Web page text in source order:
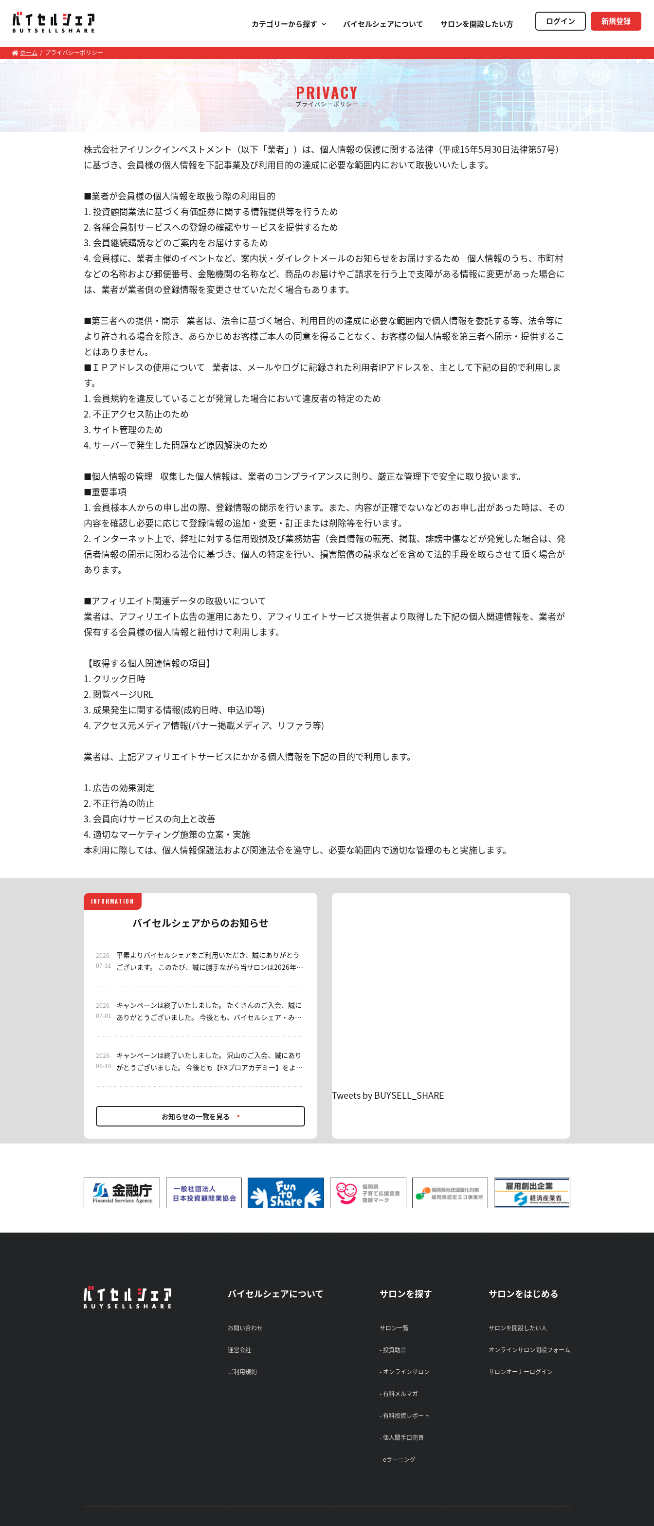
カテゴリーから探す バイセルシェアについて サロンを開設したい方 ログイン 新規登録
ホーム プライバシーポリシー
PRIVACY
::: プライバシーポリシー :::
株式会社アイリンクインベストメント（以下「業者」）は、個人情報の保護に関する法律（平成15年5月30日法律第57号）
に基づき、会員様の個人情報を下記事業及び利用目的の達成に必要な範囲内において取扱いいたします。
■業者が会員様の個人情報を取扱う際の利用目的
1. 投資顧問業法に基づく有価証券に関する情報提供等を行うため
2. 各種会員制サービスへの登録の確認やサービスを提供するため
3. 会員継続購読などのご案内をお届けするため
4. 会員様に、業者主催のイベントなど、案内状・ダイレクトメールのお知らせをお届けするため 個人情報のうち、市町村
などの名称および郵便番号、金融機関の名称など、商品のお届けやご請求を行う上で支障がある情報に変更があった場合に
は、業者が業者側の登録情報を変更させていただく場合もあります。
■第三者への提供・開示 業者は、法令に基づく場合、利用目的の達成に必要な範囲内で個人情報を委託する等、法令等に
より許される場合を除き、あらかじめお客様ご本人の同意を得ることなく、お客様の個人情報を第三者へ開示・提供するこ
とはありません。
■ＩＰアドレスの使用について 業者は、メールやログに記録された利用者IPアドレスを、主として下記の目的で利用しま
す。
1. 会員規約を違反していることが発覚した場合において違反者の特定のため
2. 不正アクセス防止のため
3. サイト管理のため
4. サーバーで発生した問題など原因解決のため
■個人情報の管理 収集した個人情報は、業者のコンプライアンスに則り、厳正な管理下で安全に取り扱います。
■重要事項
1. 会員様本人からの申し出の際、登録情報の開示を行います。また、内容が正確でないなどのお申し出があった時は、その
内容を確認し必要に応じて登録情報の追加・変更・訂正または削除等を行います。
2. インターネット上で、弊社に対する信用毀損及び業務妨害（会員情報の転売、掲載、誹謗中傷などが発覚した場合は、発
信者情報の開示に関わる法令に基づき、個人の特定を行い、損害賠償の請求などを含めて法的手段を取らさせて頂く場合が
あります。
■アフィリエイト関連データの取扱いについて
業者は、アフィリエイト広告の運用にあたり、アフィリエイトサービス提供者より取得した下記の個人関連情報を、業者が
保有する会員様の個人情報と紐付けて利用します。
【取得する個人関連情報の項目】
1. クリック日時
2. 閲覧ページURL
3. 成果発生に関する情報(成約日時、申込ID等)
4. アクセス元メディア情報(バナー掲載メディア、リファラ等)
業者は、上記アフィリエイトサービスにかかる個人情報を下記の目的で利用します。
1. 広告の効果測定
2. 不正行為の防止
3. 会員向けサービスの向上と改善
4. 適切なマーケティング施策の立案・実施
本利用に際しては、個人情報保護法および関連法令を遵守し、必要な範囲内で適切な管理のもと実施します。
INFORMATION
バイセルシェアからのお知らせ
2026-
07-31
平素よりバイセルシェアをご利用いただき、誠にありがとう
ございます。 このたび、誠に勝手ながら当サロンは2026年7
げます。 なお、EAをご利用いただけるサブスクリプション型
サロンとして、「EA初心者安心」コースをご用意しておりま
ルシェアをよろしくお願いいたします。
2026-
07-01
キャンペーンは終了いたしました。 たくさんのご入会、誠に
ありがとうございました。 今後とも、バイセルシェア・みっ
ン】入会キャンペーンを実施しております。 [入会キャンペー
ン概要] 期間：7/1(水)～7/7(火)23：59 対象：入会者 内容：初
で、初月分を0円(税込)へ変更いたします。 ＊お客様のカード
設定によっては「月跨ぎ返金」や「相殺」、「返金前に一時
的に二重決済」等の可能性があります。ご承知ください。
会を逃さず、 アプリをお試しください。
2026-
06-10
キャンペーンは終了いたしました。 沢山のご入会、誠にあり
がとうございました。 今後とも【FXプロアカデミー】をよろ
催しております。 FXを始めたい方、プロの助言を取り入れた
い方、再入会をお考えの方… 投資助言でFXを学びながら利益
を追求していきませんか？ [概要] 期間：6/10(水)〜
6/14(日)23:59 1ヶ月契約：16,500円(税込) → 初月0円 6ヶ月契
1ヶ月契約の方は、翌月更新が条件となっております。 ＊キャ
ンペーン適用による返金は、お客様のカード会社の設定に準
じます。場合によっては返金タイミングが月を跨ぐ場合がご
お知らせの一覧を見る
Tweets by BUYSELL_SHARE
バイセルシェアについて
お問い合わせ
運営会社
ご利用規約
サロンを探す
サロン一覧
- 投資助言
- オンラインサロン
- 有料メルマガ
- 有料投資レポート
- 個人間手口売買
- eラーニング
サロンをはじめる
サロンを開設したい人
オンラインサロン開設フォーム
サロンオーナーログイン